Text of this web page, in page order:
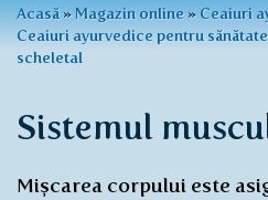
Eşti
aici
Acasă » Magazin online » Ceaiuri
Ceaiuri ayurvedice pentru sănătate
scheletal
Sistemul
Mișcarea corpului este